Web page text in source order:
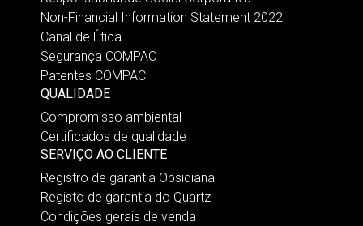
Non-Financial Information Statement 2022
Canal de Ética
Segurança COMPAC
Patentes COMPAC
QUALIDADE
Compromisso ambiental
Certificados de qualidade
SERVIÇO AO CLIENTE
Registro de garantia Obsidiana
Registo de garantia do Quartz
Condições gerais de venda